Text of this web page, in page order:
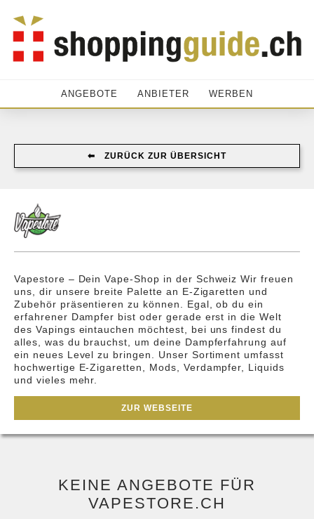
ANGEBOTE ANBIETER WERBEN
⬅︎ ZURÜCK ZUR ÜBERSICHT
Vapestore – Dein Vape-Shop in der Schweiz Wir freuen
uns, dir unsere breite Palette an E-Zigaretten und
Zubehör präsentieren zu können. Egal, ob du ein
erfahrener Dampfer bist oder gerade erst in die Welt
des Vapings eintauchen möchtest, bei uns findest du
alles, was du brauchst, um deine Dampferfahrung auf
ein neues Level zu bringen. Unser Sortiment umfasst
hochwertige E-Zigaretten, Mods, Verdampfer, Liquids
und vieles mehr.
ZUR WEBSEITE
KEINE ANGEBOTE FÜR
VAPESTORE.CH